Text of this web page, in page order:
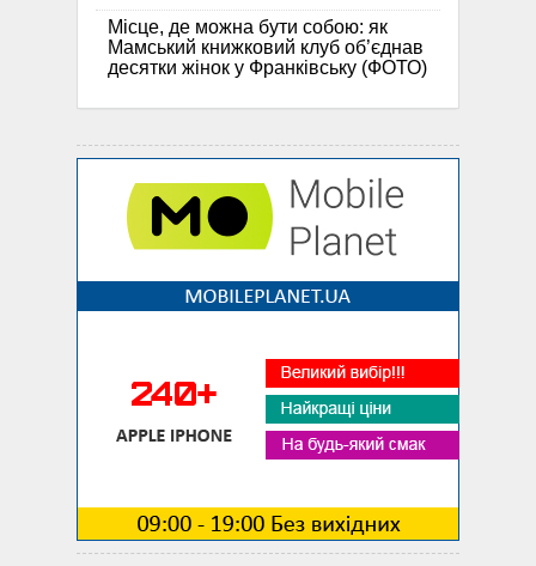
Місце, де можна бути собою: як
Мамський книжковий клуб об’єднав
десятки жінок у Франківську (ФОТО)